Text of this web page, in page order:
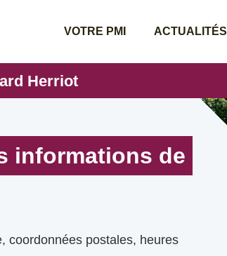
VOTRE PMI ACTUALITÉS
Herriot
informations de
coordonnées postales, heures